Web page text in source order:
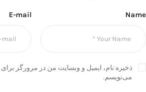
Name
E-mail
ذخیره نام، ایمیل و وبسایت من در مرورگر برای
می‌نویسم.